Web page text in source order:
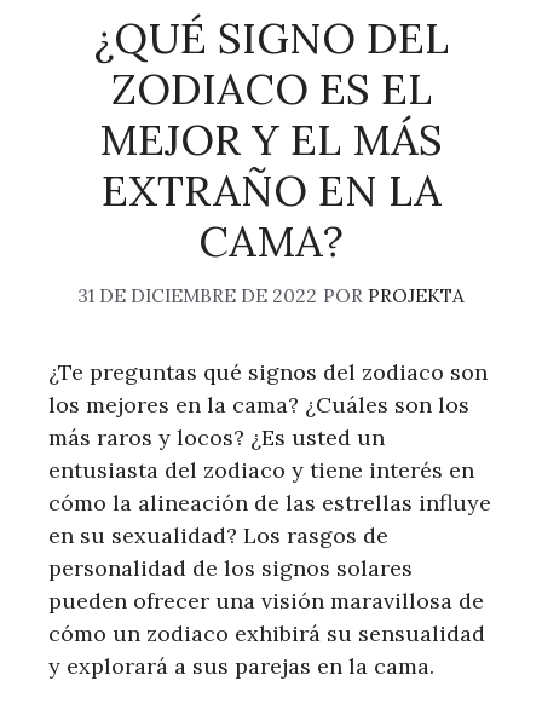
¿QUÉ SIGNO DEL
ZODIACO ES EL
MEJOR Y EL MÁS
EXTRAÑO EN LA
CAMA?
31 DE DICIEMBRE DE 2022 POR PROJEKTA
¿Te preguntas qué signos del zodiaco son
los mejores en la cama? ¿Cuáles son los
más raros y locos? ¿Es usted un
entusiasta del zodiaco y tiene interés en
cómo la alineación de las estrellas influye
en su sexualidad? Los rasgos de
personalidad de los signos solares
pueden ofrecer una visión maravillosa de
cómo un zodiaco exhibirá su sensualidad
y explorará a sus parejas en la cama.